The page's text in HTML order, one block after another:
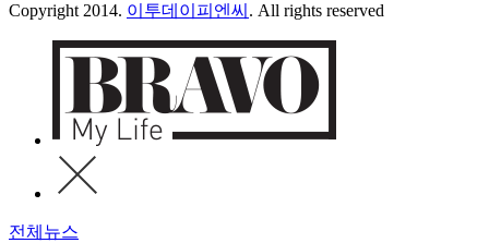
Copyright 2014. 이투데이피엔씨 . All rights reserved
전체뉴스